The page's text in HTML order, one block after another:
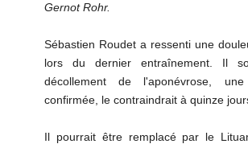
Gernot Rohr.
Sébastien Roudet a ressenti une
lors du dernier entraînement. Il
décollement de l'aponévrose,
confirmée, le contraindrait à quinze
Il pourrait être remplacé par le